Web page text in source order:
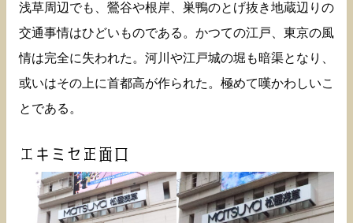
浅草周辺でも、鶯谷や根岸、巣鴨のとげ抜き地蔵辺りの
交通事情はひどいものである。かつての江戸、東京の風
情は完全に失われた。河川や江戸城の堀も暗渠となり、
或いはその上に首都高が作られた。極めて嘆かわしいこ
とである。
エキミセ正面口